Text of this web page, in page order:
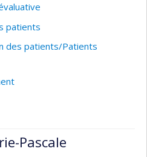
patients
des patients/Patients
Pascale